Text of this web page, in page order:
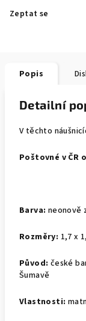
Zeptat se
Popis
Detailní
V těchto
Poštovné v ČR
Barva: neonově
Rozměry: 1,7 x
Původ: české
Šumavě
Vlastnosti: